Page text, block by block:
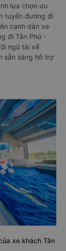
lựa chọn ưu
tuyến đường đi
cạnh dàn xe
đi Tân Phú -
ngũ tài xế
sẵn sàng hỗ trợ
xe khách Tân